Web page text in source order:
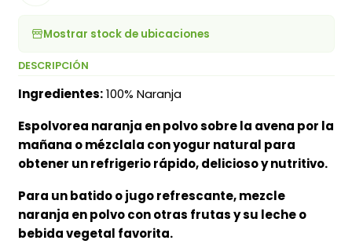
Mostrar stock de ubicaciones
DESCRIPCIÓN
Ingredientes:100% Naranja
Espolvorea naranja en polvo sobre la avena por la
mañana o mézclala con yogur natural para
obtener un refrigerio rápido, delicioso y nutritivo.
Para un batido o jugo refrescante, mezcle
naranja en polvo con otras frutas y su leche o
bebida vegetal favorita.